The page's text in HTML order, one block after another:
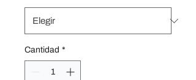
Cantidad *